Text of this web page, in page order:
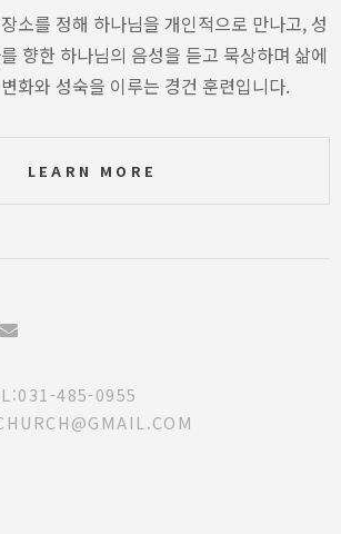
소를 정해 하나님을 개인적으로 만나고, 성
향한 하나님의 음성을 듣고 묵상하며 삶에
화와 성숙을 이루는 경건 훈련입니다.
LEARN MORE
485-0955